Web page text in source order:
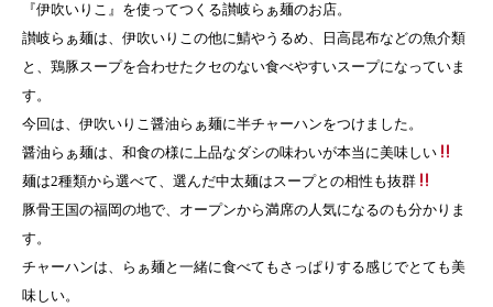
『伊吹いりこ』を使ってつくる讃岐らぁ麺のお店。
讃岐らぁ麺は、伊吹いりこの他に鯖やうるめ、日高昆布などの魚介類
と、鶏豚スープを合わせたクセのない食べやすいスープになっていま
す。
今回は、伊吹いりこ醤油らぁ麺に半チャーハンをつけました。
醤油らぁ麺は、和食の様に上品なダシの味わいが本当に美味しい
麺は2種類から選べて、選んだ中太麺はスープとの相性も抜群
豚骨王国の福岡の地で、オープンから満席の人気になるのも分かりま
す。
チャーハンは、らぁ麺と一緒に食べてもさっぱりする感じでとても美
味しい。